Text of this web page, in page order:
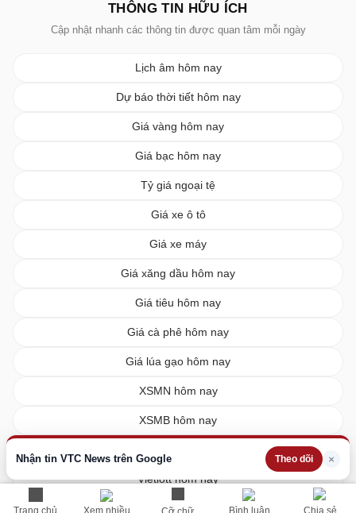
Trang chủ Xem nhiều Bình luận Chia sẻ
Nhận tin VTC News trên Google Theo dõi ×
THÔNG TIN HỮU ÍCH
Cập nhật nhanh các thông tin được quan tâm mỗi ngày
Lịch âm hôm nay
Dự báo thời tiết hôm nay
Giá vàng hôm nay
Giá bạc hôm nay
Tỷ giá ngoại tệ
Giá xe ô tô
Giá xe máy
Giá xăng dầu hôm nay
Giá tiêu hôm nay
Giá cà phê hôm nay
Giá lúa gạo hôm nay
XSMN hôm nay
XSMB hôm nay
Vietlott hôm nay